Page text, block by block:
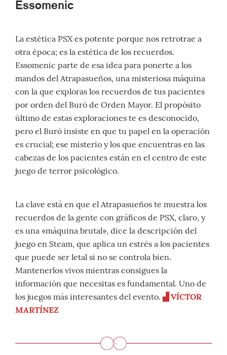
Essomenic
La estética PSX es potente porque nos retrotrae a
otra época; es la estética de los recuerdos.
Essomenic parte de esa idea para ponerte a los
mandos del Atrapasueños, una misteriosa máquina
con la que exploras los recuerdos de tus pacientes
por orden del Buró de Orden Mayor. El propósito
último de estas exploraciones te es desconocido,
pero el Buró insiste en que tu papel en la operación
es crucial; ese misterio y los que encuentras en las
cabezas de los pacientes están en el centro de este
juego de terror psicológico.
La clave está en que el Atrapasueños te muestra los
recuerdos de la gente con gráficos de PSX, claro, y
es una «máquina brutal», dice la descripción del
juego en Steam, que aplica un estrés a los pacientes
que puede ser letal si no se controla bien.
Mantenerlos vivos mientras consigues la
información que necesitas es fundamental. Uno de
los juegos más interesantes del evento.▟ VÍCTOR
MARTÍNEZ